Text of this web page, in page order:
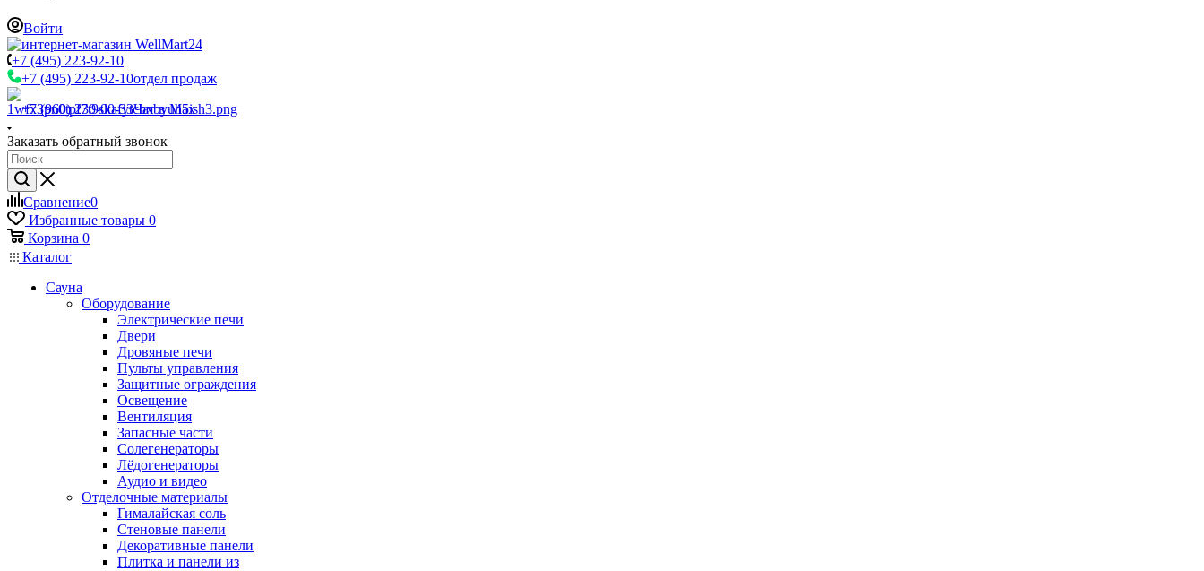
Войти
+7 (495) 223-92-10
+7 (495) 223-92-10отдел продаж
+7 (960) 230-00-33Чат в Max
Заказать обратный звонок
Сравнение0
Избранные товары 0
Корзина 0
Каталог
Сауна
Оборудование
Электрические печи
Двери
Дровяные печи
Пульты управления
Защитные ограждения
Освещение
Вентиляция
Запасные части
Солегенераторы
Лёдогенераторы
Аудио и видео
Отделочные материалы
Гималайская соль
Стеновые панели
Декоративные панели
Плитка и панели из